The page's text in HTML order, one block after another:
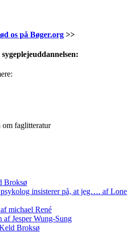
os på Bøger.org>>
om faglitteratur
Broksø
insisterer på, at jeg…. af Lone
michael René
Jesper Wung-Sung
Broksø